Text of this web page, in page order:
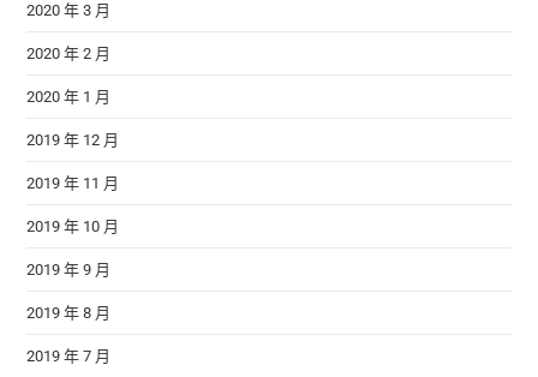
2020 年 3 月
2020 年 2 月
2020 年 1 月
2019 年 12 月
2019 年 11 月
2019 年 10 月
2019 年 9 月
2019 年 8 月
2019 年 7 月